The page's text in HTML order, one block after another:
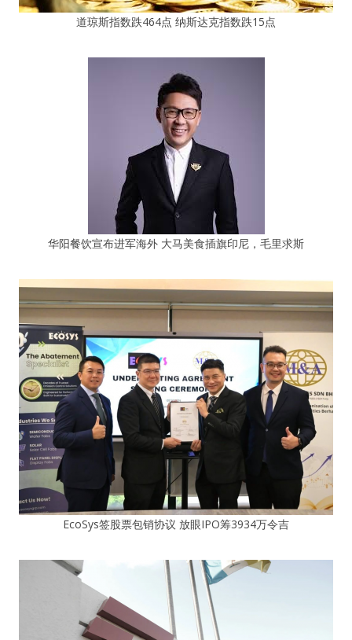
道琼斯指数跌464点 纳斯达克指数跌15点
华阳餐饮宣布进军海外 大马美食插旗印尼，毛里求斯
EcoSys签股票包销协议 放眼IPO筹3934万令吉